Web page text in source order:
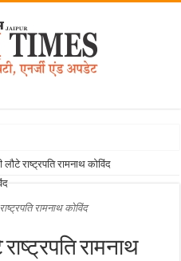
रवाना ह
राष्ट्रपति रामनाथ कोविंद
रामनाथ कोविंद
रामनाथ